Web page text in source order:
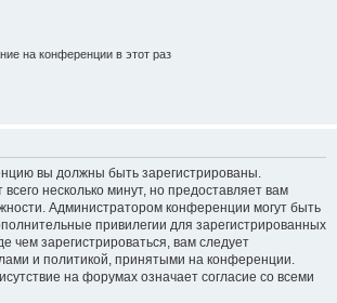
на конференции в этот раз
вы должны быть зарегистрированы.
несколько минут, но предоставляет вам
Администратором конференции могут быть
привилегии для зарегистрированных
чем зарегистрироваться, вам следует
и политикой, принятыми на конференции.
на форумах означает согласие со всеми